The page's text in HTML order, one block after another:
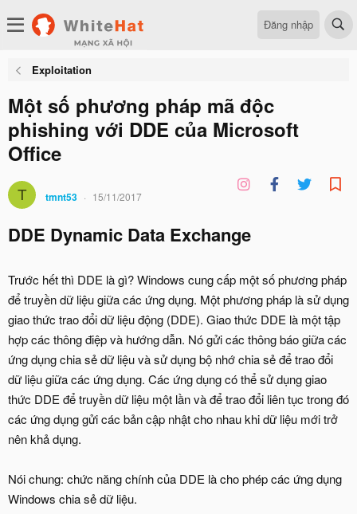
Đăng nhập
Exploitation
Một số phương pháp mã độc
phishing với DDE của Microsoft
Office
T tmnt53 15/11/2017
DDE Dynamic Data Exchange
Trước hết thì DDE là gì? Windows cung cấp một số phương pháp
để truyền dữ liệu giữa các ứng dụng. Một phương pháp là sử dụng
giao thức trao đổi dữ liệu động (DDE). Giao thức DDE là một tập
hợp các thông điệp và hướng dẫn. Nó gửi các thông báo giữa các
ứng dụng chia sẻ dữ liệu và sử dụng bộ nhớ chia sẻ để trao đổi
dữ liệu giữa các ứng dụng. Các ứng dụng có thể sử dụng giao
thức DDE để truyền dữ liệu một lần và để trao đổi liên tục trong đó
các ứng dụng gửi các bản cập nhật cho nhau khi dữ liệu mới trở
nên khả dụng.
Nói chung: chức năng chính của DDE là cho phép các ứng dụng
Windows chia sẻ dữ liệu.